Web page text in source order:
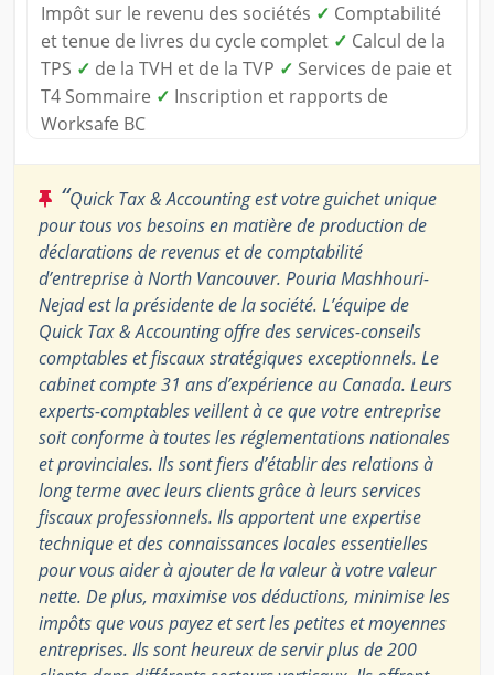
Impôt sur le revenu des sociétés ✓ Comptabilité
et tenue de livres du cycle complet ✓ Calcul de la
TPS ✓ de la TVH et de la TVP ✓ Services de paie et
T4 Sommaire ✓ Inscription et rapports de
Worksafe BC
“Quick Tax & Accounting est votre guichet unique
pour tous vos besoins en matière de production de
déclarations de revenus et de comptabilité
d’entreprise à North Vancouver. Pouria Mashhouri-
Nejad est la présidente de la société. L’équipe de
Quick Tax & Accounting offre des services-conseils
comptables et fiscaux stratégiques exceptionnels. Le
cabinet compte 31 ans d’expérience au Canada. Leurs
experts-comptables veillent à ce que votre entreprise
soit conforme à toutes les réglementations nationales
et provinciales. Ils sont fiers d’établir des relations à
long terme avec leurs clients grâce à leurs services
fiscaux professionnels. Ils apportent une expertise
technique et des connaissances locales essentielles
pour vous aider à ajouter de la valeur à votre valeur
nette. De plus, maximise vos déductions, minimise les
impôts que vous payez et sert les petites et moyennes
entreprises. Ils sont heureux de servir plus de 200